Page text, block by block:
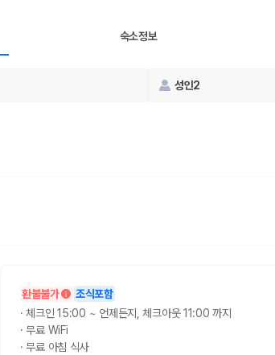
금, 보상 한도, 옵션 비용, 취소 수수료를 함께 확인해
카 가격과 함께 보험 조건을 비교해 여행 스타일에
항에서 렌트카 사무실까지의 이동 조건을 가격과 함
비교하는 차종입니다.
숙소정보
성인2
환불불가 조식포함
·체크인 15:00 ~ 언제든지, 체크아웃 11:00 까지
· 무료 WiFi
· 무료 아침 식사